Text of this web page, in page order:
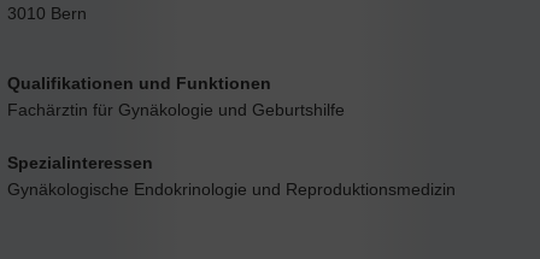
3010 Bern
Qualifikationen und Funktionen
Fachärztin für Gynäkologie und Geburtshilfe
Spezialinteressen
Gynäkologische Endokrinologie und Reproduktionsmedizin